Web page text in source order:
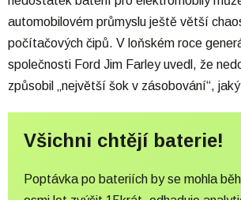
automobilovém průmyslu ještě větší
počítačových čipů. V loňském roce
společnosti Ford Jim Farley uvedl, že
způsobil „největší šok v zásobování“,
Všichni chtějí baterie!
Poptávka po bateriích by se mohla